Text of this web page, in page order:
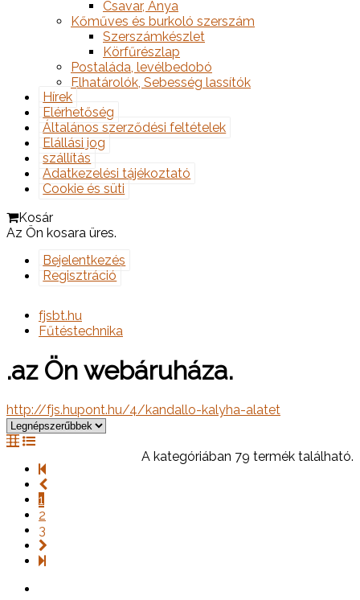
Csavar, Anya
Kőműves és burkoló szerszám
Szerszámkészlet
Körfűrészlap
Postaláda, levélbedobó
Elhatárolók, Sebesség lassítók
Hírek
Elérhetőség
Általános szerződési feltételek
Elállási jog
szállítás
Adatkezelési tájékoztató
Cookie és süti
Kosár
Az Ön kosara üres.
Bejelentkezés
Regisztráció
fjsbt.hu
Fűtéstechnika
.az Ön webáruháza.
http://fjs.hupont.hu/4/kandallo-kalyha-alatet
A kategóriában 79 termék található.
1
2
3